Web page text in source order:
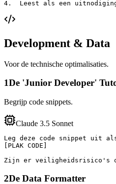
4.  Leest als een
Development & Data
Voor de technische optimalisaties.
1De 'Junior Developer'
Begrijp code snippets.
Claude 3.5 Sonnet
Leg deze code snippet uit
[PLAK CODE]
Zijn er veiligheidsrisico's
2De Data Formatter